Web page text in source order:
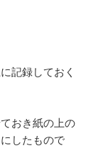
記録しておく
おき紙の上の
したもので